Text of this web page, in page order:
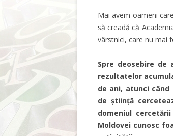
Mai avem oameni
să creadă că
vârstnici, care nu mai
Spre deosebire
rezultatelor
de ani, atunci
de știință
domeniul
Moldovei cunosc